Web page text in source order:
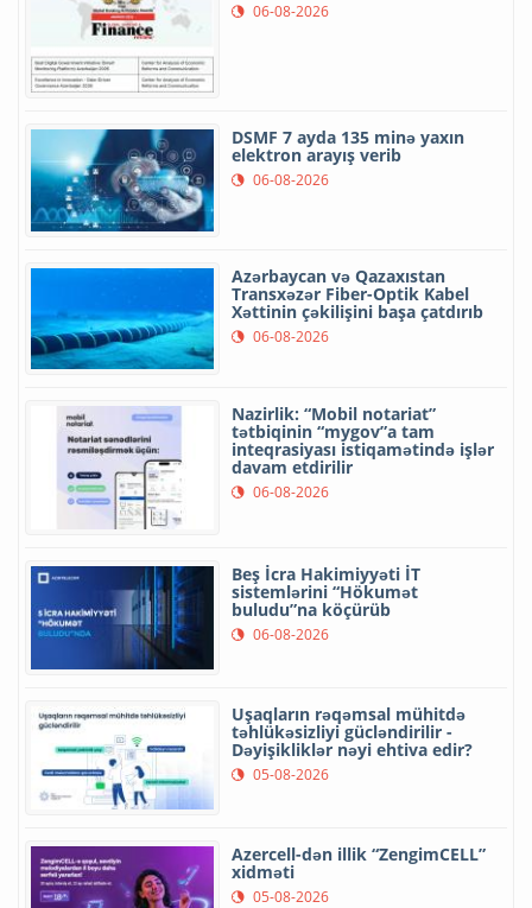
06-08-2026
DSMF 7 ayda 135 minə yaxın
elektron arayış verib
06-08-2026
Azərbaycan və Qazaxıstan
Transxəzər Fiber-Optik Kabel
Xəttinin çəkilişini başa çatdırıb
06-08-2026
Nazirlik: “Mobil notariat”
tətbiqinin “mygov”a tam
inteqrasiyası istiqamətində işlər
davam etdirilir
06-08-2026
Beş İcra Hakimiyyəti İT
sistemlərini “Hökumət
buludu”na köçürüb
06-08-2026
Uşaqların rəqəmsal mühitdə
təhlükəsizliyi gücləndirilir -
Dəyişikliklər nəyi ehtiva edir?
05-08-2026
Azercell-dən illik “ZengimCELL”
xidməti
05-08-2026